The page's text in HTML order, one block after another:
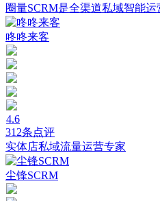
圈量SCRM是全渠道私域智能
咚咚来客
4.6
312条点评
实体店私域流量运营专家
尘锋SCRM